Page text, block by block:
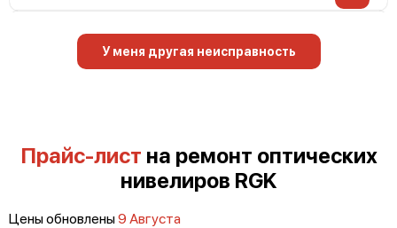
увеличения
Неисправность системы компенсатора
У меня другая неисправность
Прайс-лист на ремонт оптических
нивелиров RGK
Цены обновлены9 Августа